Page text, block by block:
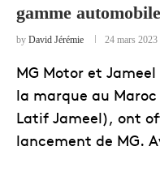
gamme
by David Jérémie 24 mars 2023
MG Motor et
la marque au
Latif Jameel), ont
lancement de MG.